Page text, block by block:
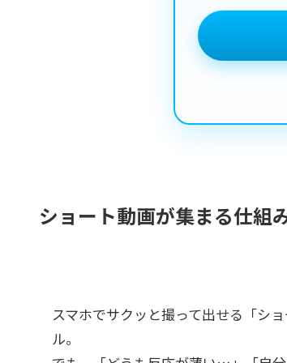
ショート動画が集まる仕組
スマホでサクッと撮って出せる「シ
ル。